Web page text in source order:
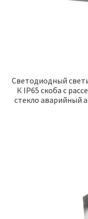
Светодиодный
К IP65 скоба с
стекло аварийный